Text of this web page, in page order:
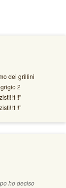
dei grillini
2
ho deciso